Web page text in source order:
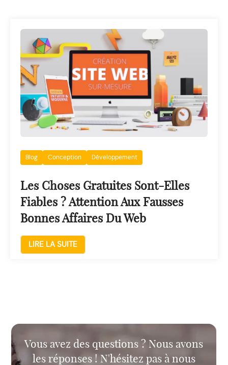
Blog Conception Développement
Les Choses Gratuites Sont-Elles
Fiables ? Attention Aux Fausses
Bonnes Affaires Du Web
LIRE LA SUITE
Vous avez des questions ? Nous avons
les réponses ! N'hésitez pas à nous